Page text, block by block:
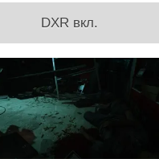
DXR вкл.